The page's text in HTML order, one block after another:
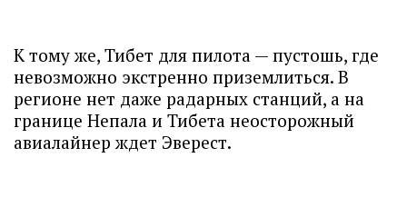
К тому же, Тибет для пилота — пустошь, где
невозможно экстренно приземлиться. В
регионе нет даже радарных станций, а на
границе Непала и Тибета неосторожный
авиалайнер ждет Эверест.